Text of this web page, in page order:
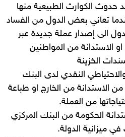
حدوث الكوارث الطبيعية منها
تعاني بعض الدول من الفساد
الى إصدار عملة جديدة عبر
الاستدانة من المواطنين
الخزينة
النقدي لدى البنك
الاستدانة من الخارج او طباعة
من العملة.
الحكومة من البنك المركزي
ميزانية الدولة.